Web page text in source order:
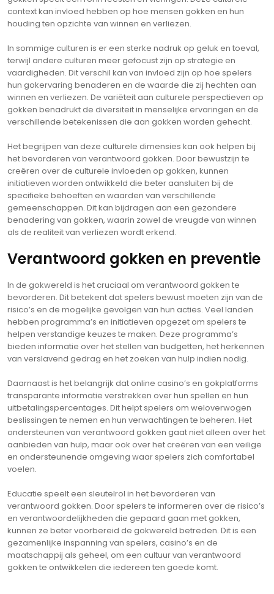
context kan invloed hebben op hoe mensen gokken en hun
houding ten opzichte van winnen en verliezen.
In sommige culturen is er een sterke nadruk op geluk en toeval,
terwijl andere culturen meer gefocust zijn op strategie en
vaardigheden. Dit verschil kan van invloed zijn op hoe spelers
hun gokervaring benaderen en de waarde die zij hechten aan
winnen en verliezen. De variëteit aan culturele perspectieven op
gokken benadrukt de diversiteit in menselijke ervaringen en de
verschillende betekenissen die aan gokken worden gehecht.
Het begrijpen van deze culturele dimensies kan ook helpen bij
het bevorderen van verantwoord gokken. Door bewustzijn te
creëren over de culturele invloeden op gokken, kunnen
initiatieven worden ontwikkeld die beter aansluiten bij de
specifieke behoeften en waarden van verschillende
gemeenschappen. Dit kan bijdragen aan een gezondere
benadering van gokken, waarin zowel de vreugde van winnen
als de realiteit van verliezen wordt erkend.
Verantwoord gokken en preventie
In de gokwereld is het cruciaal om verantwoord gokken te
bevorderen. Dit betekent dat spelers bewust moeten zijn van de
risico’s en de mogelijke gevolgen van hun acties. Veel landen
hebben programma’s en initiatieven opgezet om spelers te
helpen verstandige keuzes te maken. Deze programma’s
bieden informatie over het stellen van budgetten, het herkennen
van verslavend gedrag en het zoeken van hulp indien nodig.
Daarnaast is het belangrijk dat online casino’s en gokplatforms
transparante informatie verstrekken over hun spellen en hun
uitbetalingspercentages. Dit helpt spelers om weloverwogen
beslissingen te nemen en hun verwachtingen te beheren. Het
ondersteunen van verantwoord gokken gaat niet alleen over het
aanbieden van hulp, maar ook over het creëren van een veilige
en ondersteunende omgeving waar spelers zich comfortabel
voelen.
Educatie speelt een sleutelrol in het bevorderen van
verantwoord gokken. Door spelers te informeren over de risico’s
en verantwoordelijkheden die gepaard gaan met gokken,
kunnen ze beter voorbereid de gokwereld betreden. Dit is een
gezamenlijke inspanning van spelers, casino’s en de
maatschappij als geheel, om een cultuur van verantwoord
gokken te ontwikkelen die iedereen ten goede komt.